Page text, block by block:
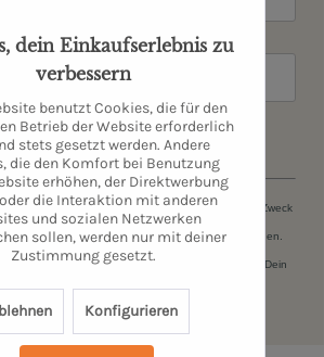
JETZT ANMELDEN
E-Mail-Adresse) werden ausschließlich zum Zweck
Du kannst Dich jederzeit kostenfrei abmelden.
Du in unsererDatenschutzerklärung . Danke für Dein
Vertrauen.
dein Einkaufserlebnis zu
verbessern
benutzt Cookies, die für den
Betrieb der Website erforderlich
stets gesetzt werden. Andere
die den Komfort bei Benutzung
erhöhen, der Direktwerbung
die Interaktion mit anderen
und sozialen Netzwerken
sollen, werden nur mit deiner
Zustimmung gesetzt.
Konfigurieren